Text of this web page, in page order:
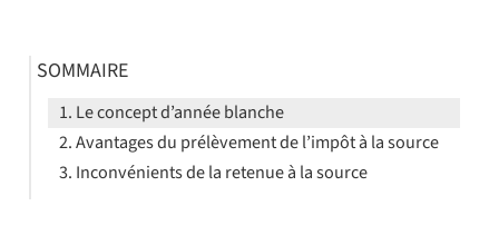
SOMMAIRE
Le concept d’année blanche
Avantages du prélèvement de l’impôt à la source
Inconvénients de la retenue à la source